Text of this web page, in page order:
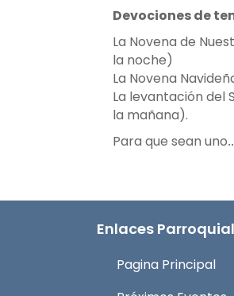
Devociones de
La Novena de
la noche)
La Novena
La levantación del
la mañana).
Para que sean uno
Enlaces
Pagina Principal